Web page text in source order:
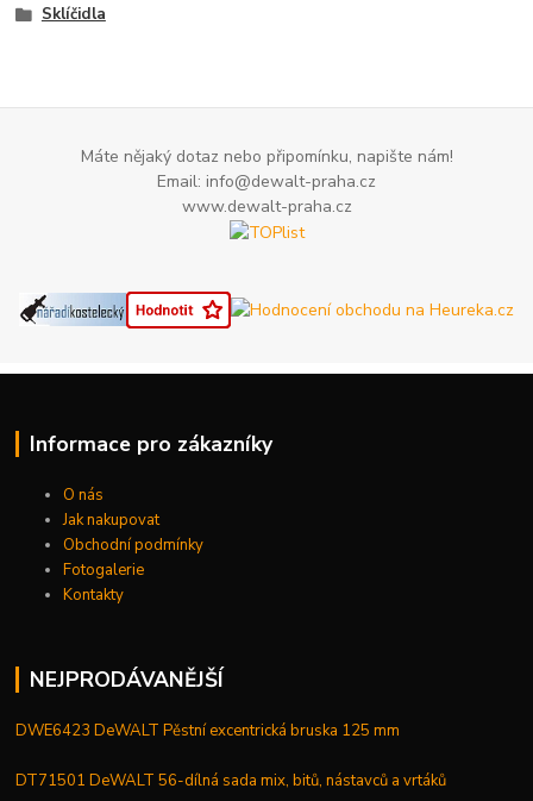
Sklíčidla
Máte nějaký dotaz nebo připomínku, napište nám!
Email: info@dewalt-praha.cz
www.dewalt-praha.cz
Informace pro zákazníky
O nás
Jak nakupovat
Obchodní podmínky
Fotogalerie
Kontakty
NEJPRODÁVANĚJŠÍ
DWE6423 DeWALT Pěstní excentrická bruska 125 mm
DT71501 DeWALT 56-dílná sada mix, bitů, nástavců a vrtáků